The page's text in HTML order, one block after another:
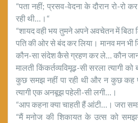
“पता नहीं; प्रसव-वेदना के दौरान रो-रो
रही थी…।“
“शायद वही भय तुमने अपने अवचेतन में
पति की ओर से बंद कर लिया। मानव मन भी
कौन-सा संदेश कैसे ग्रहण कर ले… कौन
मालती किंकर्तव्यविमूढ़-सी सरला त्यागी
कुछ समझ नहीं पा रही थी और न कुछ कह
त्यागी एक अनबूझ पहेली-सी लगी…।
“आप कहना क्या चाहती हैं आंटी…। जरा
“मैं मनोज की शिकायत के उत्स को